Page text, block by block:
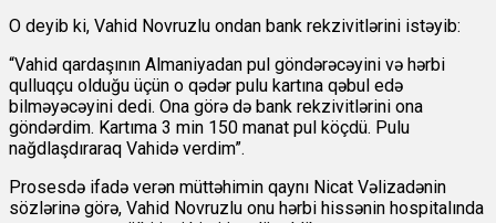
O deyib ki, Vahid Novruzlu ondan bank rekzivitlərini istəyib:
“Vahid qardaşının Almaniyadan pul göndərəcəyini və hərbi
qulluqçu olduğu üçün o qədər pulu kartına qəbul edə
bilməyəcəyini dedi. Ona görə də bank rekzivitlərini ona
göndərdim. Kartıma 3 min 150 manat pul köçdü. Pulu
nağdlaşdıraraq Vahidə verdim”.
Prosesdə ifadə verən müttəhimin qaynı Nicat Vəlizadənin
sözlərinə görə, Vahid Novruzlu onu hərbi hissənin hospitalında